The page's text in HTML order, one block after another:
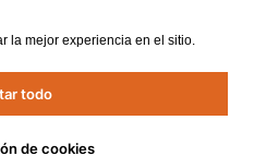
la mejor experiencia en el sitio.
todo
de cookies